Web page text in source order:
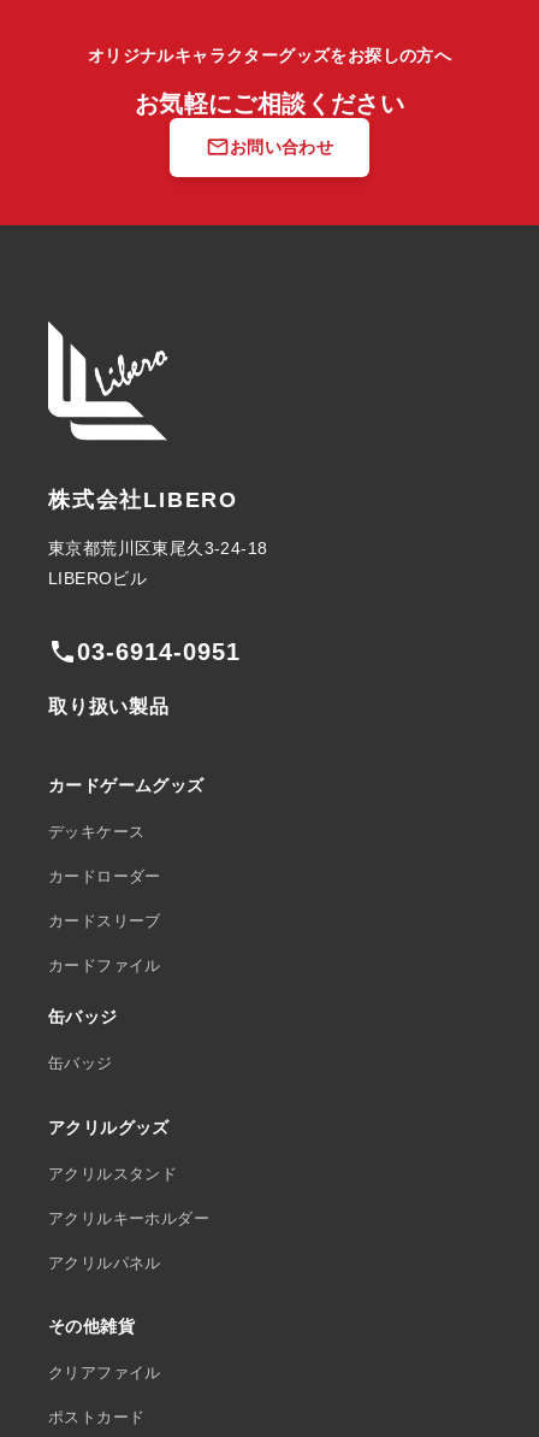
オリジナルキャラクターグッズをお探しの方へ
お気軽にご相談ください
mail_outlineお問い合わせ
株式会社LIBERO
東京都荒川区東尾久3-24-18
LIBEROビル
phone03-6914-0951
取り扱い製品
カードゲームグッズ
デッキケース
カードローダー
カードスリーブ
カードファイル
缶バッジ
缶バッジ
アクリルグッズ
アクリルスタンド
アクリルキーホルダー
アクリルパネル
その他雑貨
クリアファイル
ポストカード